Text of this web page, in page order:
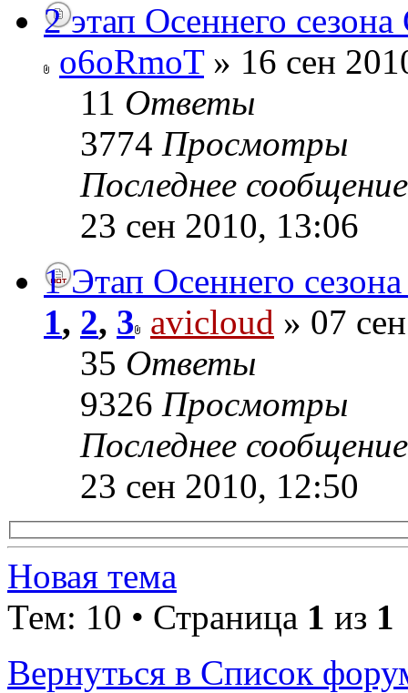
2 этап Осеннего
o6oRmoT» 16 сен
11 Ответы
3774 Просмотры
Последнее
23 сен 2010, 13:06
1 Этап Осеннего
1, 2, 3 avicloud » 07
35 Ответы
9326 Просмотры
Последнее
23 сен 2010, 12:50
Новая тема
Тем: 10 • Страница 1 из 1
Вернуться в Список